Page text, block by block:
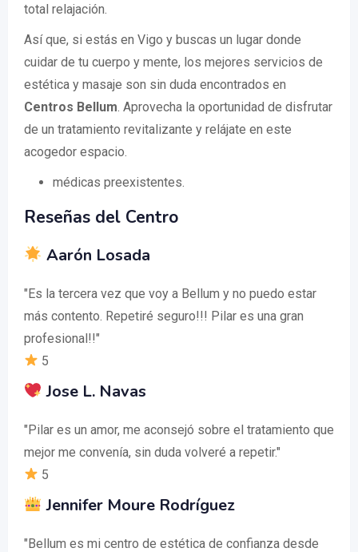
total relajación.
Así que, si estás en Vigo y buscas un lugar donde
cuidar de tu cuerpo y mente, los mejores servicios de
estética y masaje son sin duda encontrados en
Centros Bellum. Aprovecha la oportunidad de disfrutar
de un tratamiento revitalizante y relájate en este
acogedor espacio.
médicas preexistentes.
Reseñas del Centro
Aarón Losada
"Es la tercera vez que voy a Bellum y no puedo estar
más contento. Repetiré seguro!!! Pilar es una gran
profesional!!"
5
Jose L. Navas
"Pilar es un amor, me aconsejó sobre el tratamiento que
mejor me convenía, sin duda volveré a repetir."
5
Jennifer Moure Rodríguez
"Bellum es mi centro de estética de confianza desde